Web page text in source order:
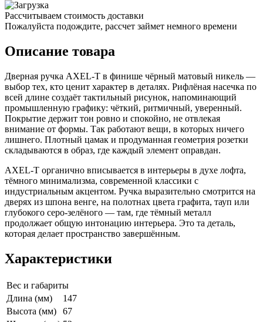
Рассчитываем стоимость доставки
Пожалуйста подождите, рассчет займет немного времени
Описание товара
Дверная ручка AXEL-T в финише чёрный матовый никель —
выбор тех, кто ценит характер в деталях. Рифлёная насечка по
всей длине создаёт тактильный рисунок, напоминающий
промышленную графику: чёткий, ритмичный, уверенный.
Покрытие держит тон ровно и спокойно, не отвлекая
внимание от формы. Так работают вещи, в которых ничего
лишнего. Плотный цамак и продуманная геометрия розетки
складываются в образ, где каждый элемент оправдан.
AXEL-T органично вписывается в интерьеры в духе лофта,
тёмного минимализма, современной классики с
индустриальным акцентом. Ручка выразительно смотрится на
дверях из шпона венге, на полотнах цвета графита, тауп или
глубокого серо-зелёного — там, где тёмный металл
продолжает общую интонацию интерьера. Это та деталь,
которая делает пространство завершённым.
Характеристики
Вес и габариты
Длина (мм)
147
Высота (мм)
67